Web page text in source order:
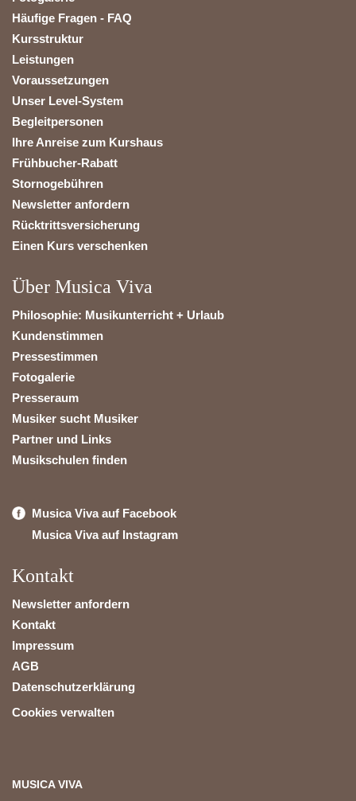
Häufige Fragen - FAQ
Kursstruktur
Leistungen
Voraussetzungen
Unser Level-System
Begleitpersonen
Ihre Anreise zum Kurshaus
Frühbucher-Rabatt
Stornogebühren
Newsletter anfordern
Rücktrittsversicherung
Einen Kurs verschenken
Über Musica Viva
Philosophie: Musikunterricht + Urlaub
Kundenstimmen
Pressestimmen
Fotogalerie
Presseraum
Musiker sucht Musiker
Partner und Links
Musikschulen finden
Musica Viva auf Facebook
Musica Viva auf Instagram
Kontakt
Newsletter anfordern
Kontakt
Impressum
AGB
Datenschutzerklärung
Cookies verwalten
MUSICA VIVA